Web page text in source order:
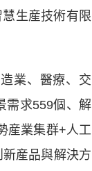
生産技術有限
業、醫療、交
需求559個、解
産業集群+人工
産品與解決方